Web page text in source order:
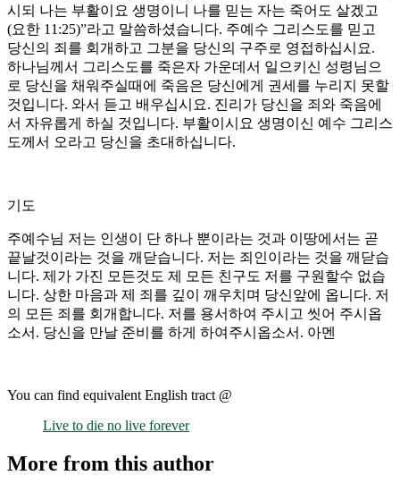
시되 나는 부활이요 생명이니 나를 믿는 자는 죽어도 살겠고
(요한 11:25)”라고 말씀하셨습니다. 주예수 그리스도를 믿고
당신의 죄를 회개하고 그분을 당신의 구주로 영접하십시요.
하나님께서 그리스도를 죽은자 가운데서 일으키신 성령님으
로 당신을 채워주실때에 죽음은 당신에게 권세를 누리지 못할
것입니다. 와서 듣고 배우십시요. 진리가 당신을 죄와 죽음에
서 자유롭게 하실 것입니다. 부활이시요 생명이신 예수 그리스
도께서 오라고 당신을 초대하십니다.
기도
주예수님 저는 인생이 단 하나 뿐이라는 것과 이땅에서는 곧
끝날것이라는 것을 깨닫습니다. 저는 죄인이라는 것을 깨닫습
니다. 제가 가진 모든것도 제 모든 친구도 저를 구원할수 없습
니다. 상한 마음과 제 죄를 깊이 깨우치며 당신앞에 옵니다. 저
의 모든 죄를 회개합니다. 저를 용서하여 주시고 씻어 주시옵
소서. 당신을 만날 준비를 하게 하여주시옵소서. 아멘
You can find equivalent English tract @
Live to die no live forever
More from this author